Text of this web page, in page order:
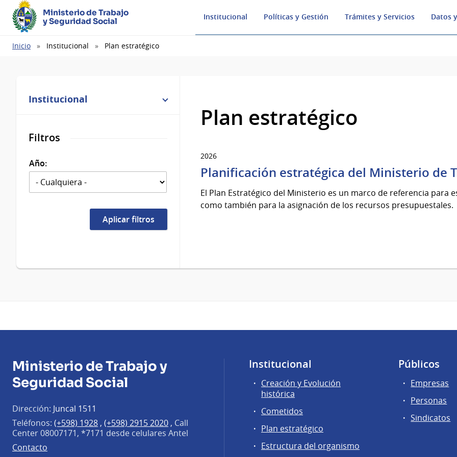
Ministerio de Trabajo
y Seguridad Social
Institucional Políticas y Gestión Trámites y Servicios Datos
Ruta
Inicio Institucional Plan estratégico
Institucional
Filtros
Año:
Plan estratégico
2026
Planificación estratégica del Ministerio de
El Plan Estratégico del Ministerio es un marco de referencia para
como también para la asignación de los recursos presupuestales.
Ministerio de Trabajo y
Seguridad Social
Dirección: Juncal 1511
Teléfonos: (+598) 1928 , (+598) 2915 2020 , Call
Center 08007171, *7171 desde celulares Antel
Contacto
Institucional
Creación y Evolución
histórica
Cometidos
Plan estratégico
Estructura del organismo
Públicos
Empresas
Personas
Sindicatos